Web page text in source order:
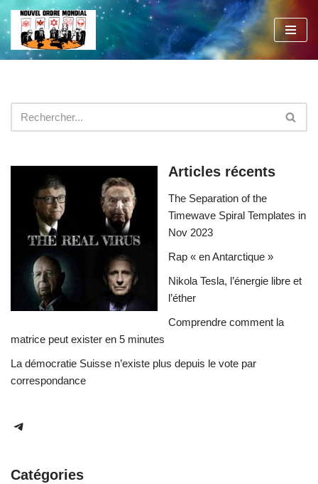
Aller
au
Articles récents
The Separation of the
Timewave Spiral Templates in
Nov 2023
Rap « en Antarctique »
Nikola Tesla, l’énergie libre et
l’éther
Comprendre comment la
matrice peut exister en 5 minutes
La démocratie Suisse n’existe plus depuis le vote par
correspondance
Catégories